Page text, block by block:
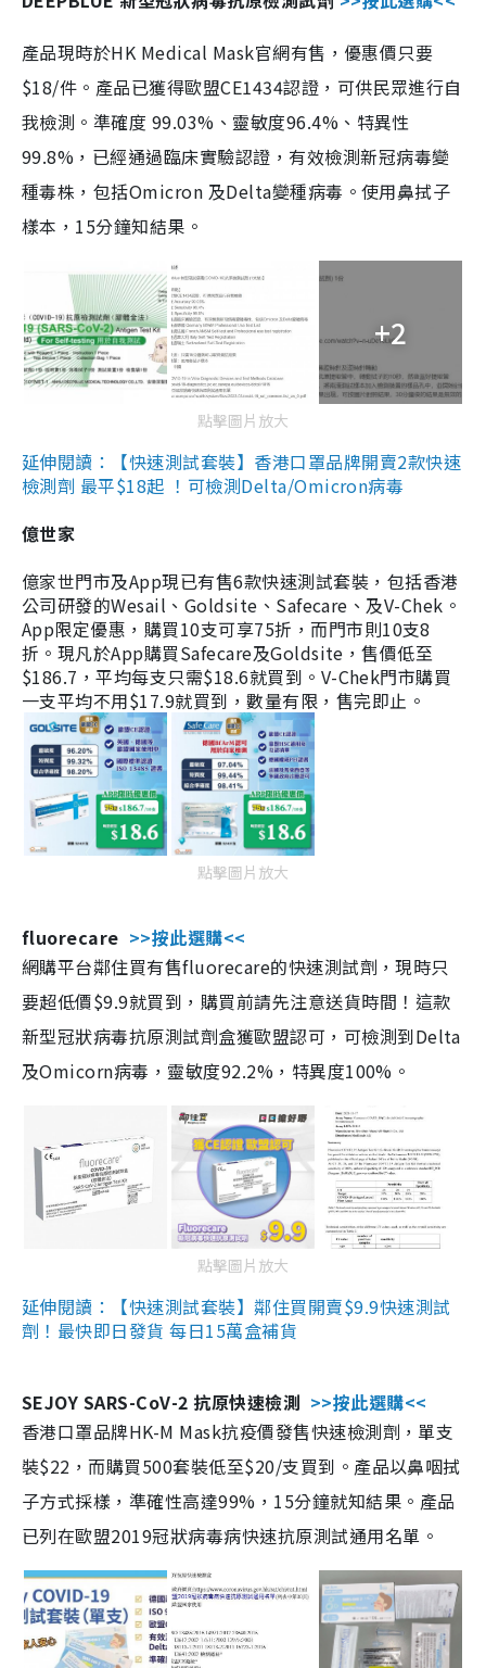
產品現時於HK Medical Mask官網有售，優惠價只要
$18/件。產品已獲得歐盟CE1434認證，可供民眾進行自
我檢測。準確度 99.03%、靈敏度96.4%、特異性
99.8%，已經通過臨床實驗認證，有效檢測新冠病毒變
種毒株，包括Omicron 及Delta變種病毒。使用鼻拭子
樣本，15分鐘知結果。
+2
點擊圖片放大
延伸閱讀：【快速測試套裝】香港口罩品牌開賣2款快速
檢測劑 最平$18起 ！可檢測Delta/Omicron病毒
億世家
億家世門市及App現已有售6款快速測試套裝，包括香港
公司研發的Wesail、Goldsite、Safecare、及V-Chek。
App限定優惠，購買10支可享75折，而門市則10支8
折。現凡於App購買Safecare及Goldsite，售價低至
$186.7，平均每支只需$18.6就買到。V-Chek門市購買
一支平均不用$17.9就買到，數量有限，售完即止。
點擊圖片放大
fluorecare >>按此選購<<
網購平台鄰住買有售fluorecare的快速測試劑，現時只
要超低價$9.9就買到，購買前請先注意送貨時間！這款
新型冠狀病毒抗原測試劑盒獲歐盟認可，可檢測到Delta
及Omicorn病毒，靈敏度92.2%，特異度100%。
點擊圖片放大
延伸閱讀：【快速測試套裝】鄰住買開賣$9.9快速測試
劑！最快即日發貨 每日15萬盒補貨
SEJOY SARS-CoV-2 抗原快速檢測 >>按此選購<<
香港口罩品牌HK-M Mask抗疫價發售快速檢測劑，單支
裝$22，而購買500套裝低至$20/支買到。產品以鼻咽拭
子方式採樣，準確性高達99%，15分鐘就知結果。產品
已列在歐盟2019冠狀病毒病快速抗原測試通用名單。